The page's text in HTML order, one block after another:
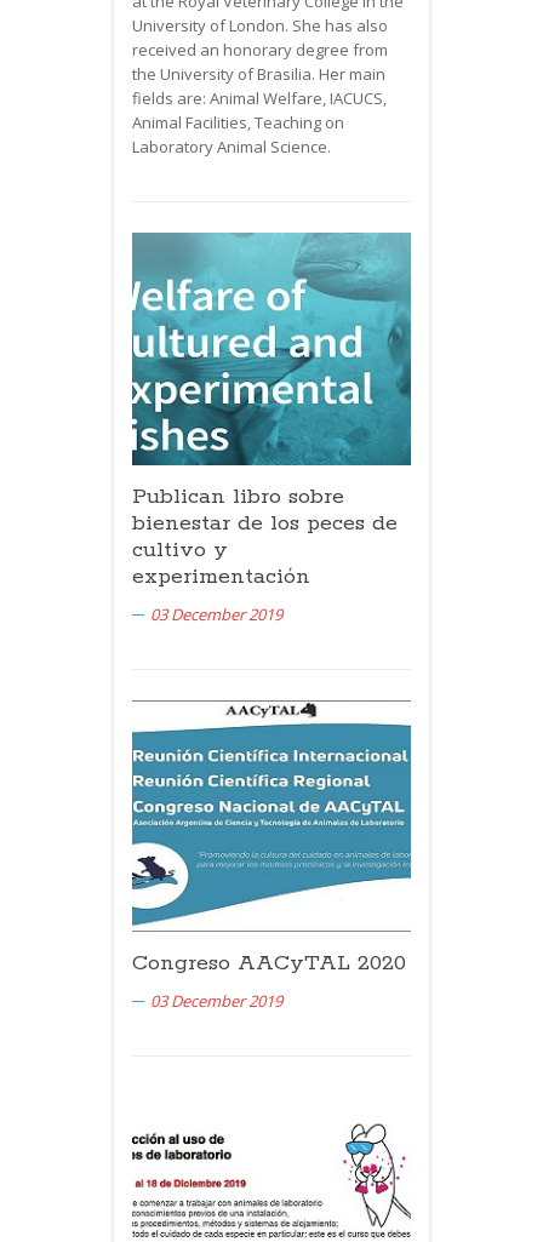
University of London. She has also
received an honorary degree from
the University of Brasilia. Her main
fields are: Animal Welfare, IACUCS,
Animal Facilities, Teaching on
Laboratory Animal Science.
Publican libro sobre
bienestar de los peces de
cultivo y
experimentación
03 December 2019
Congreso AACyTAL 2020
03 December 2019